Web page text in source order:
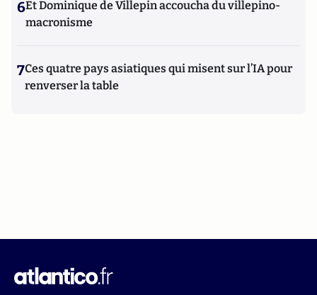
6Et Dominique de Villepin accoucha du villepino-
macronisme
7Ces quatre pays asiatiques qui misent sur l’IA pour
renverser la table